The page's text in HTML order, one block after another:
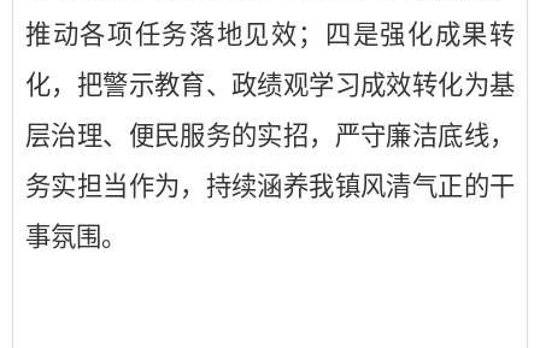
推动各项任务落地见效；四是强化成果转
化，把警示教育、政绩观学习成效转化为基
层治理、便民服务的实招，严守廉洁底线，
务实担当作为，持续涵养我镇风清气正的干
事氛围。